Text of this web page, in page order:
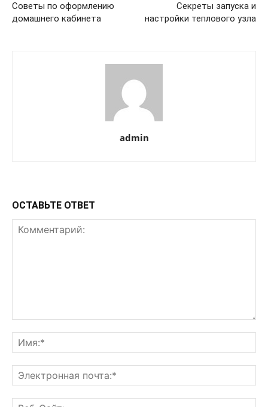
Советы по оформлению
домашнего кабинета
Секреты запуска и
настройки теплового узла
admin
ОСТАВЬТЕ ОТВЕТ